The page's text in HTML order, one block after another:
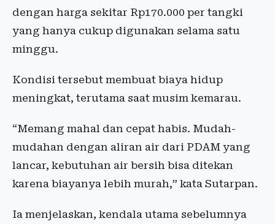
dengan harga sekitar Rp170.000 per tangki
yang hanya cukup digunakan selama satu
minggu.
Kondisi tersebut membuat biaya hidup
meningkat, terutama saat musim kemarau.
“Memang mahal dan cepat habis. Mudah-
mudahan dengan aliran air dari PDAM yang
lancar, kebutuhan air bersih bisa ditekan
karena biayanya lebih murah,” kata Sutarpan.
Ia menjelaskan, kendala utama sebelumnya